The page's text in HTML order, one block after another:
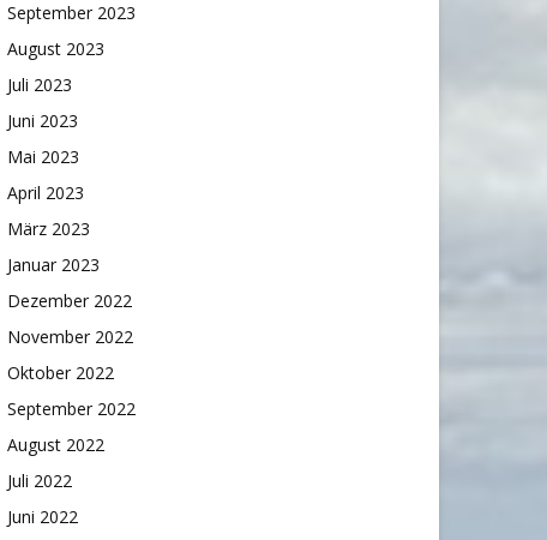
September 2023
August 2023
Juli 2023
Juni 2023
Mai 2023
April 2023
März 2023
Januar 2023
Dezember 2022
November 2022
Oktober 2022
September 2022
August 2022
Juli 2022
Juni 2022